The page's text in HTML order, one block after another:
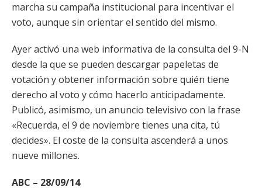
marcha su campaña institucional para incentivar el
voto, aunque sin orientar el sentido del mismo.
Ayer activó una web informativa de la consulta del 9-N
desde la que se pueden descargar papeletas de
votación y obtener información sobre quién tiene
derecho al voto y cómo hacerlo anticipadamente.
Publicó, asimismo, un anuncio televisivo con la frase
«Recuerda, el 9 de noviembre tienes una cita, tú
decides». El coste de la consulta ascenderá a unos
nueve millones.
ABC – 28/09/14